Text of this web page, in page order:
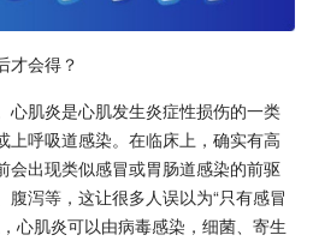
才会得？
心肌炎是心肌发生炎症性损伤的一类
上呼吸道感染。在临床上，确实有高
会出现类似感冒或胃肠道感染的前驱
泻等，这让很多人误以为“只有感冒
心肌炎可以由病毒感染，细菌、寄生